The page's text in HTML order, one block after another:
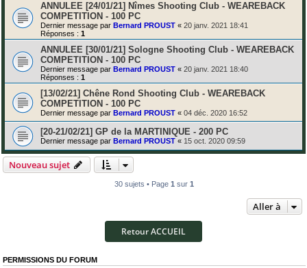
ANNULEE [24/01/21] Nîmes Shooting Club - WEAREBACK
COMPETITION - 100 PC
Dernier message par Bernard PROUST « 20 janv. 2021 18:41
Réponses : 1
ANNULEE [30/01/21] Sologne Shooting Club - WEAREBACK
COMPETITION - 100 PC
Dernier message par Bernard PROUST « 20 janv. 2021 18:40
Réponses : 1
[13/02/21] Chêne Rond Shooting Club - WEAREBACK
COMPETITION - 100 PC
Dernier message par Bernard PROUST « 04 déc. 2020 16:52
[20-21/02/21] GP de la MARTINIQUE - 200 PC
Dernier message par Bernard PROUST « 15 oct. 2020 09:59
Nouveau sujet
30 sujets • Page 1 sur 1
Aller à
Retour ACCUEIL
PERMISSIONS DU FORUM